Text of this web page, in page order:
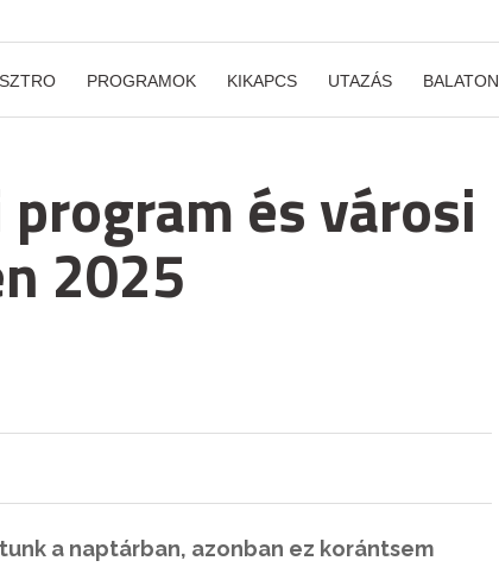
PROGRAMOK KIKAPCS UTAZÁS BALATON
és városi
2025
a naptárban, azonban ez korántsem